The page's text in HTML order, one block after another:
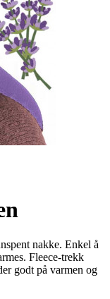
nakke. Enkel å
Fleece-trekk
godt på varmen og